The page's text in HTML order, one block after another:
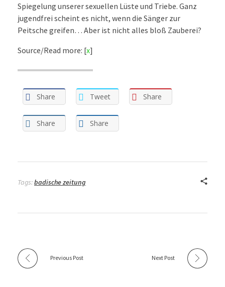
Spiegelung unserer sexuellen Lüste und Triebe. Ganz
jugendfrei scheint es nicht, wenn die Sänger zur
Peitsche greifen… Aber ist nicht alles bloß Zauberei?
Source/Read more: [x]
Share Tweet Share
Share Share
Tags:badische zeitung
Previous Post Next Post